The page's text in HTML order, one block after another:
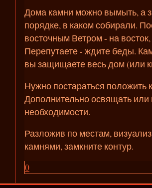
Дома камни можно вымыть, а
порядке, в каком собирали.
восточным Ветром - на
Перепутаете - ждите беды.
вы защищаете весь дом (или
Нужно постараться положить
Дополнительно освящать или
необходимости.
Разложив по местам,
камнями, замкните контур.
0